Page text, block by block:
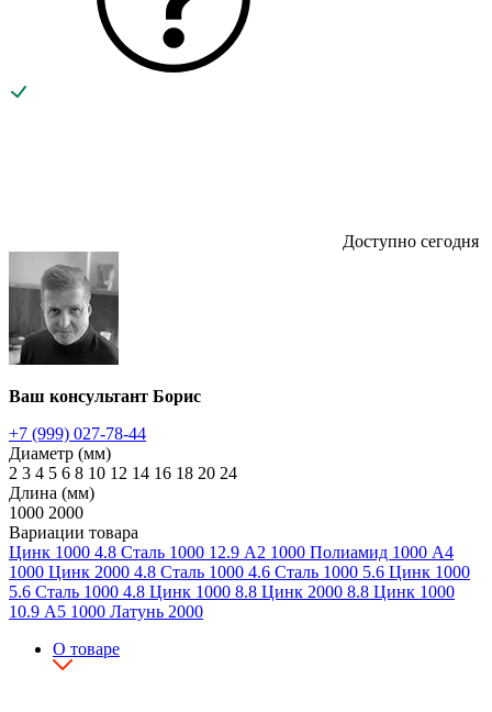
Доступно сегодня
Ваш консультант Борис
+7 (999) 027-78-44
Диаметр (мм)
2 3 4 5 6 8 10 12 14 16 18 20 24
Длина (мм)
1000 2000
Вариации товара
Цинк 1000 4.8 Сталь 1000 12.9 А2 1000 Полиамид 1000 А4
1000 Цинк 2000 4.8 Сталь 1000 4.6 Сталь 1000 5.6 Цинк 1000
5.6 Сталь 1000 4.8 Цинк 1000 8.8 Цинк 2000 8.8 Цинк 1000
10.9 А5 1000 Латунь 2000
О товаре